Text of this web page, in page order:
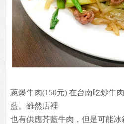
蔥爆牛肉(150元) 在台南吃炒牛
藍。雖然店裡
也有供應芥藍牛肉，但是可能